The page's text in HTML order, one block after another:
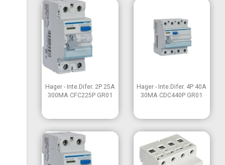
Vista rápida
Hager - Inte.Difer. 2P 25A
300MA CFC225P GR01
Vista rápida
Hager - Inte.Difer. 4P 40A
30MA CDC440P GR01